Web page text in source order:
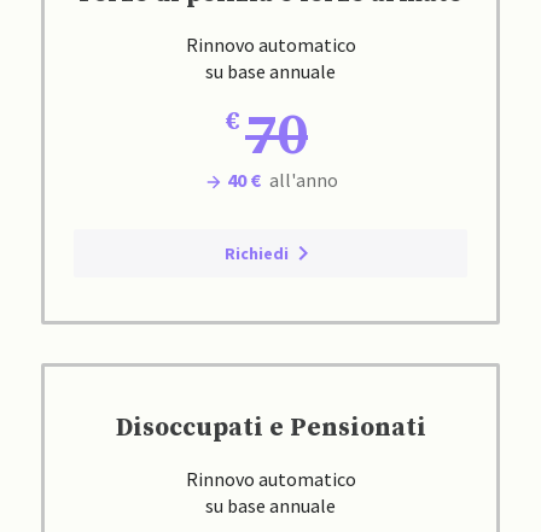
Rinnovo automatico
su base annuale
70
40 € all'anno
Richiedi
Disoccupati e Pensionati
Rinnovo automatico
su base annuale